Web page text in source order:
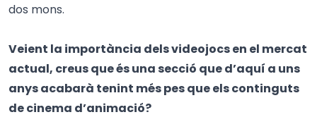
dos mons.
Veient la importància dels videojocs en el mercat
actual, creus que és una secció que d’aquí a uns
anys acabarà tenint més pes que els continguts
de cinema d’animació?